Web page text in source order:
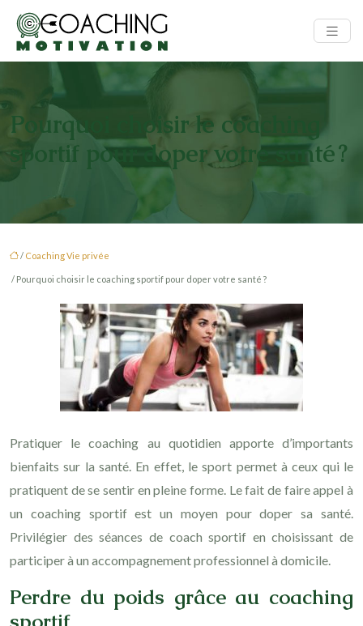
Pourquoi choisir le coaching
sportif pour doper votre santé ?
/ Coaching Vie privée
/ Pourquoi choisir le coaching sportif pour doper votre santé ?
Pratiquer le coaching au quotidien apporte d’importants
bienfaits sur la santé. En effet, le sport permet à ceux qui le
pratiquent de se sentir en pleine forme. Le fait de faire appel à
un coaching sportif est un moyen pour doper sa santé.
Privilégier des séances de coach sportif en choisissant de
participer à un accompagnement professionnel à domicile.
Perdre du poids grâce au coaching